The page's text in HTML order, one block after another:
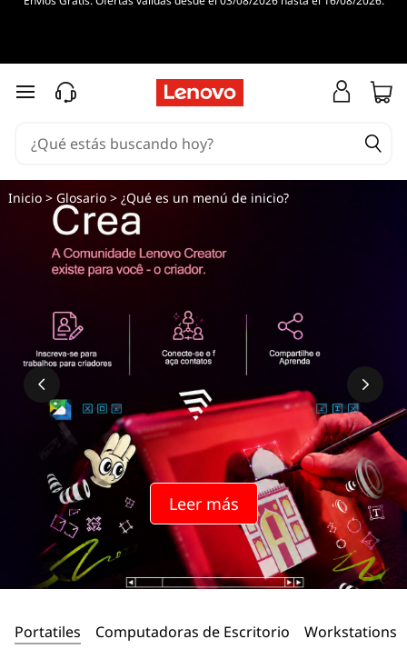
Q
u
e
s
Ir al contenido principal
Leer más
Inicio> Glosario> ¿Qué es un menú de inicio?
Portatiles Computadoras de Escritorio Workstations